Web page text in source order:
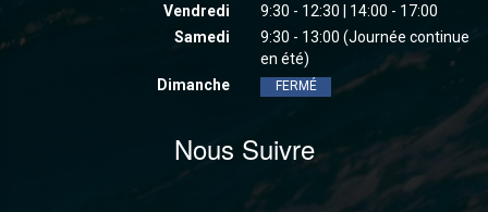
Vendredi
9:30 - 12:30 | 14:00 - 17:00
Samedi
9:30 - 13:00 (Journée continue
en été)
Dimanche
FERMÉ
Nous Suivre